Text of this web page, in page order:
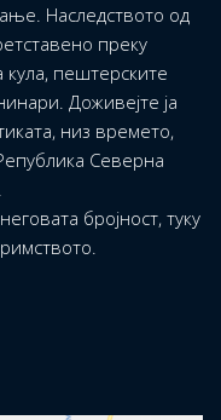
Наследството од
преку
пештерските
Доживејте ја
низ времето,
Северна
бројност, туку